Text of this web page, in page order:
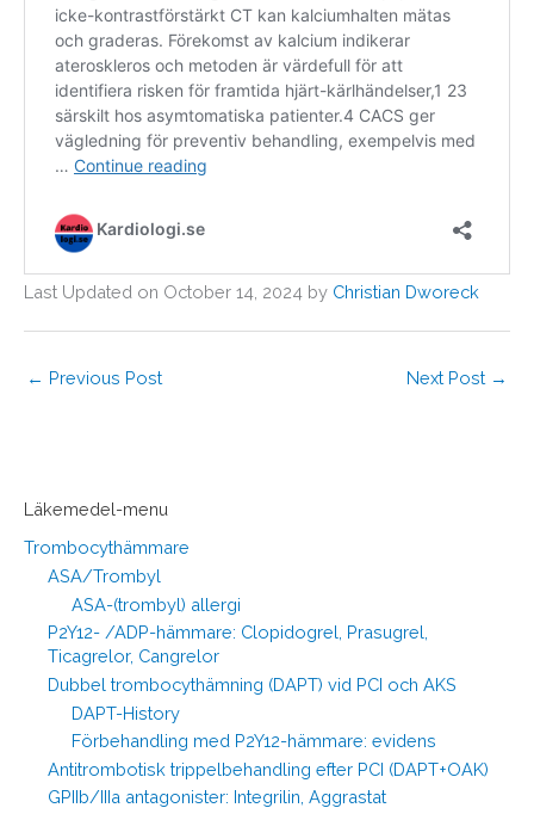
Last Updated on October 14, 2024 by Christian Dworeck
← Previous Post Next Post →
Läkemedel-menu
Trombocythämmare
ASA/Trombyl
ASA-(trombyl) allergi
P2Y12- /ADP-hämmare: Clopidogrel, Prasugrel,
Ticagrelor, Cangrelor
Dubbel trombocythämning (DAPT) vid PCI och AKS
DAPT-History
Förbehandling med P2Y12-hämmare: evidens
Antitrombotisk trippelbehandling efter PCI (DAPT+OAK)
GPIIb/IIIa antagonister: Integrilin, Aggrastat